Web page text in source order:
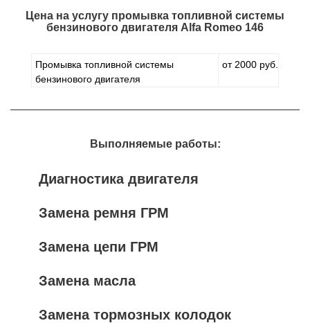
Цена на услугу промывка топливной системы
бензинового двигателя Alfa Romeo 146
Промывка топливной системы
бензинового двигателя
от 2000 руб.
Выполняемые работы:
Диагностика двигателя
Замена ремня ГРМ
Замена цепи ГРМ
Замена масла
Замена тормозных колодок